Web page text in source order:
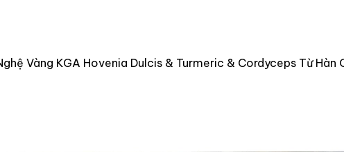
Vàng KGA Hovenia Dulcis & Turmeric & Cordyceps Từ Hàn